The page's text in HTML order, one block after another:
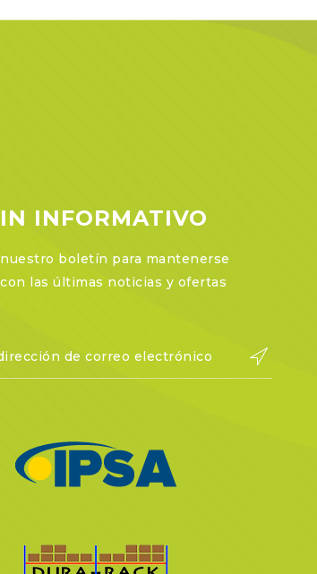
INFORMATIVO
boletín para mantenerse
las últimas noticias y ofertas